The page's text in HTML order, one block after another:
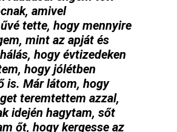
amivel
tette, hogy mennyire
mint az apját és
hogy évtizedeken
hogy jólétben
is. Már látom, hogy
teremtettem azzal,
idején hagytam, sőt
őt, hogy kergesse az